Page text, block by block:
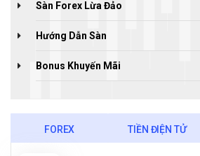
Sàn Forex Lừa Đảo
Hướng Dẫn Sàn
Bonus Khuyến Mãi
FOREX TIỀN ĐIỆN TỬ